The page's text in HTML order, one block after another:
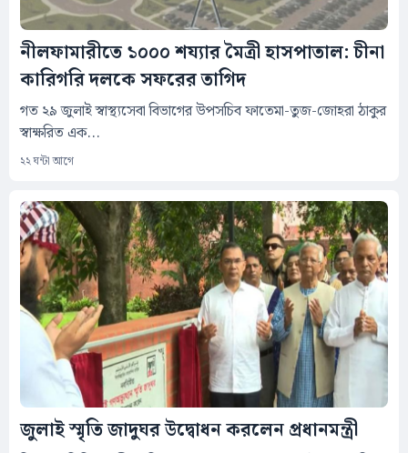
নীলফামারীতে ১০০০ শয্যার মৈত্রী হাসপাতাল: চীনা
কারিগরি দলকে সফরের তাগিদ
গত ২৯ জুলাই স্বাস্থ্যসেবা বিভাগের উপসচিব ফাতেমা-তুজ-জোহরা ঠাকুর
স্বাক্ষরিত এক...
২২ ঘন্টা আগে
জুলাই স্মৃতি জাদুঘর উদ্বোধন করলেন প্রধানমন্ত্রী